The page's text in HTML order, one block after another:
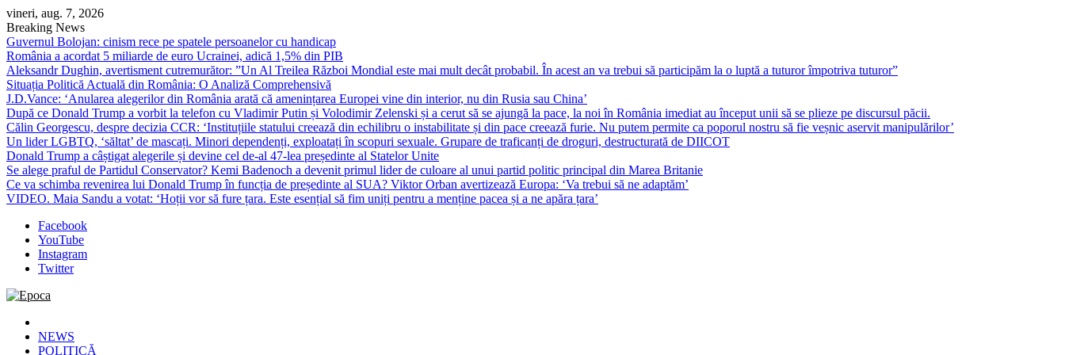
Skip
to
content
vineri, aug. 7, 2026
Breaking News
Guvernul Bolojan: cinism rece pe spatele persoanelor cu handicap
România a acordat 5 miliarde de euro Ucrainei, adică 1,5% din PIB
Aleksandr Dughin, avertisment cutremurător: ”Un Al Treilea Război Mondial este mai mult decât probabil. În acest an va trebui să participăm la o luptă a tuturor împotriva tuturor”
Situația Politică Actuală din România: O Analiză Comprehensivă
J.D.Vance: ‘Anularea alegerilor din România arată că amenințarea Europei vine din interior, nu din Rusia sau China’
După ce Donald Trump a vorbit la telefon cu Vladimir Putin și Volodimir Zelenski și a cerut să se ajungă la pace, la noi în România imediat au început unii să se plieze pe discursul păcii.
Călin Georgescu, despre decizia CCR: ‘Instituțiile statului creează din echilibru o instabilitate și din pace creează furie. Nu putem permite ca poporul nostru să fie veșnic aservit manipulărilor’
Un lider LGBTQ, ‘săltat’ de mascați. Minori dependenți, exploatați în scopuri sexuale. Grupare de traficanți de droguri, destructurată de DIICOT
Donald Trump a câștigat alegerile și devine cel de-al 47-lea președinte al Statelor Unite
Se alege praful de Partidul Conservator? Kemi Badenoch a devenit primul lider de culoare al unui partid politic principal din Marea Britanie
Ce va schimba revenirea lui Donald Trump în funcția de președinte al SUA? Viktor Orban avertizează Europa: ‘Va trebui să ne adaptăm’
VIDEO. Maia Sandu a votat: ‘Hoții vor să fure țara. Este esențial să fim uniți pentru a menține pacea și a ne apăra țara’
Facebook
YouTube
Instagram
Twitter
Epoca
Cele mai noi știri online din România
NEWS
POLITICĂ